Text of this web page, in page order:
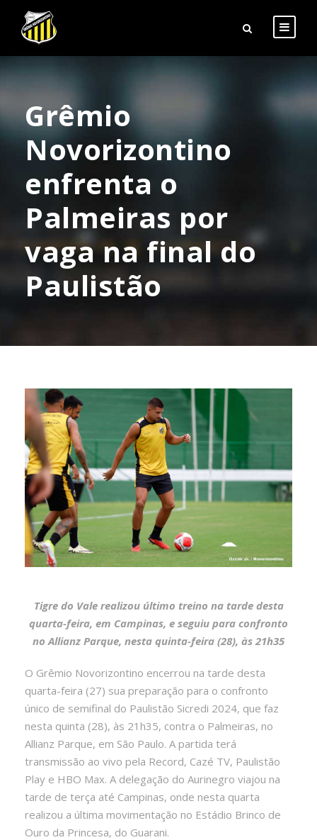
Grêmio
Novorizontino
enfrenta o
Palmeiras por
vaga na final do
Paulistão
Tigre do Vale realizou último treino na tarde desta
quarta-feira, em Campinas, e seguiu para confronto
no Allianz Parque, nesta quinta-feira (28), às 21h35
O Grêmio Novorizontino encerrou na tarde desta
quarta-feira (27) sua preparação para o confronto
único de semifinal do Paulistão Sicredi 2024, que faz
nesta quinta (28), às 21h35, contra o Palmeiras, no
Allianz Parque, em São Paulo. A partida terá
transmissão ao vivo pela Record, Cazé TV, Paulistão
Play e HBO Max. A delegação do Aurinegro viajou na
tarde de terça até Campinas, onde nesta quarta
realizou a última movimentação no Estádio Brinco de
Ouro da Princesa, do Guarani.